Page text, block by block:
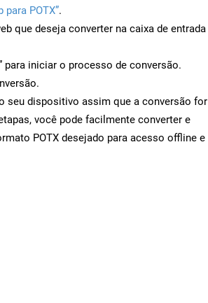
para POTX”.
que deseja converter na caixa de entrada
para iniciar o processo de conversão.
seu dispositivo assim que a conversão for
você pode facilmente converter e
POTX desejado para acesso offline e